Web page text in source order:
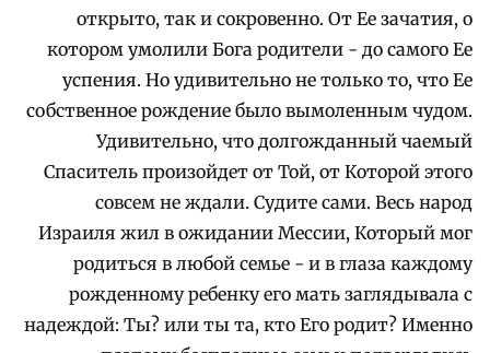
открыто, так и сокровенно. От Ее зачатия, о
котором умолили Бога родители - до самого Ее
успения. Но удивительно не только то, что Ее
собственное рождение было вымоленным чудом.
Удивительно, что долгожданный чаемый
Спаситель произойдет от Той, от Которой этого
совсем не ждали. Судите сами. Весь народ
Израиля жил в ожидании Мессии, Который мог
родиться в любой семье - и в глаза каждому
рожденному ребенку его мать заглядывала с
надеждой: Ты? или ты та, кто Его родит? Именно